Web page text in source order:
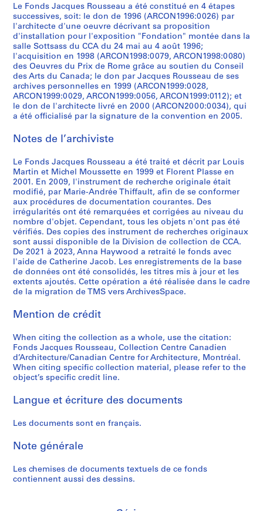
o
s
s
i
b
l
e
,
1
9
8
4
AP066.S3.D1
c
o
n
t
e
m
p
o
r
a
i
n
e
e
n
m
a
ç
o
n
n
e
r
i
,
9
8
4
AP066.S3.D2
9
9
4
AP066.S3.D12
r
o
j
e
t
:
D
u
p
o
t
q
u
e
d
e
l
a
m
a
q
u
t
e
e
t
d
s
s
é
l
r
o
j
e
t
:
I
n
s
t
l
a
t
i
o
n
"
W
a
t
e
r
o
k
s
"
,
o
o
t
-
r
o
j
e
t
:
E
x
p
o
i
i
o
n
"
À
t
a
b
l
e
"
1
m
a
i
-
6
u
n
9
r
o
j
e
t
:
E
x
p
o
i
i
o
n
"
F
o
n
d
a
t
i
n
a
u
C
e
t
e
a
a
r
o
j
e
t
:
E
x
p
o
i
i
o
n
"
A
m
e
a
s
u
r
o
c
o
n
s
n
u
/
a
r
o
j
e
t
:
G
a
l
e
i
d
'
a
r
t
d
e
M
a
t
a
e
1
9
8
7
1
8
AP066.S5.D6
r
o
j
e
t
:
E
x
p
o
i
i
o
n
s
n
o
n
-
i
d
e
t
f
i
é
e
,
.
.
é
r
i
e
(
s
)
:
D
o
u
e
n
t
s
d
e
r
é
f
é
r
n
e
p
o
u
p
o
e
s
Le Fonds Jacques Rousseau a été constitué en 4 étapes
successives, soit: le don de 1996 (ARCON1996:0026) par
l'architecte d'une oeuvre décrivant sa proposition
d'installation pour l'exposition "Fondation" montée dans la
salle Sottsass du CCA du 24 mai au 4 août 1996;
l'acquisition en 1998 (ARCON1998:0079, ARCON1998:0080)
des Oeuvres du Prix de Rome grâce au soutien du Conseil
des Arts du Canada; le don par Jacques Rousseau de ses
archives personnelles en 1999 (ARCON1999:0028,
ARCON1999:0029, ARCON1999:0056, ARCON1999:0112); et
le don de l'architecte livré en 2000 (ARCON2000:0034), qui
a été officialisé par la signature de la convention en 2005.
Notes de l’archiviste
Le Fonds Jacques Rousseau a été traité et décrit par Louis
Martin et Michel Moussette en 1999 et Florent Plasse en
2001. En 2009, l'instrument de recherche originale était
modifié, par Marie-Andrée Thiffault, afin de se conformer
aux procédures de documentation courantes. Des
irrégularités ont été remarquées et corrigées au niveau du
nombre d'objet. Cependant, tous les objets n'ont pas été
vérifiés. Des copies des instrument de recherches originaux
sont aussi disponible de la Division de collection de CCA.
De 2021 à 2023, Anna Haywood a retraité le fonds avec
l'aide de Catherine Jacob. Les enregistrements de la base
de données ont été consolidés, les titres mis à jour et les
extents ajoutés. Cette opération a été réalisée dans le cadre
de la migration de TMS vers ArchivesSpace.
Mention de crédit
When citing the collection as a whole, use the citation:
Fonds Jacques Rousseau, Collection Centre Canadien
d’Architecture/Canadian Centre for Architecture, Montréal.
When citing specific collection material, please refer to the
object’s specific credit line.
Langue et écriture des documents
Les documents sont en français.
Note générale
Les chemises de documents textuels de ce fonds
contiennent aussi des dessins.